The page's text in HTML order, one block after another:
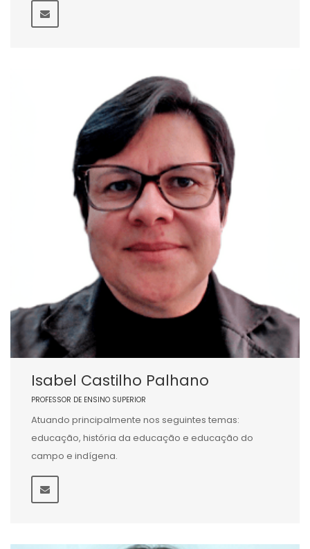
Isabel Castilho Palhano
PROFESSOR DE ENSINO SUPERIOR
Atuando principalmente nos seguintes temas:
educação, história da educação e educação do
campo e indígena.